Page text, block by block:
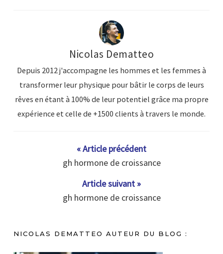
Nicolas Dematteo
Depuis 2012 j'accompagne les hommes et les femmes à
transformer leur physique pour bâtir le corps de leurs
rêves en étant à 100% de leur potentiel grâce ma propre
expérience et celle de +1500 clients à travers le monde.
« Article précédent
gh hormone de croissance
Article suivant »
gh hormone de croissance
NICOLAS DEMATTEO AUTEUR DU BLOG :